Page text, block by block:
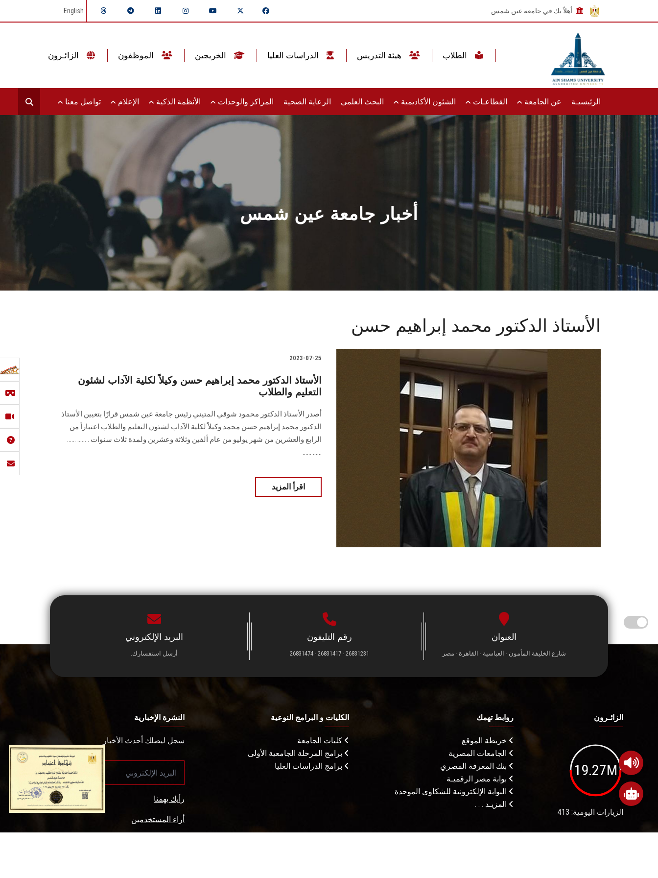
أهلاً بك في جامعة عين شمس English
الرئيسيـة عن الجامعة القطاعـات الشئون الأكاديمية البحث العلمي الرعاية الصحية المراكز والوحدات الأنظمة الذكية الإعلام تواصل معنا
أخبار جامعة عين شمس
الأستاذ الدكتور محمد إبراهيم حسن
2023-07-25
الأستاذ الدكتور محمد إبراهيم حسن وكيلاً لكلية الآداب لشئون
التعليم والطلاب
أصدر الأستاذ الدكتور محمود شوقي المتيني رئيس جامعة عين شمس قرارًا بتعيين الأستاذ
الدكتور محمد إبراهيم حسن محمد وكيلاً لكلية الآداب لشئون التعليم والطلاب اعتباراً من
الرابع والعشرين من شهر يوليو من عام ألفين وثلاثة وعشرين ولمدة ثلاث سنوات . ...... ......
...... ......
اقرأ المزيد
العنوان
شارع الخليفة المأمون - العباسية - القاهرة - مصر
رقم التليفون
26831231 - 26831417 - 26831474
البريد الإلكتروني
أرسل استفسارك.
الزائـرون
19.27M
الزيارات اليومية: 413
روابط تهمك
خريطة الموقع
الجامعات المصرية
بنك المعرفة المصري
بوابة مصر الرقميـة
البوابة الإلكترونية للشكاوى الموحدة
المزيـد . . .
الكليات و البرامج النوعية
كليات الجامعة
برامج المرحلة الجامعية الأولى
برامج الدراسات العليا
النشرة الإخبارية
سجل ليصلك أحدث الأخبار
رأيك يهمنا
أراء المستخدمين